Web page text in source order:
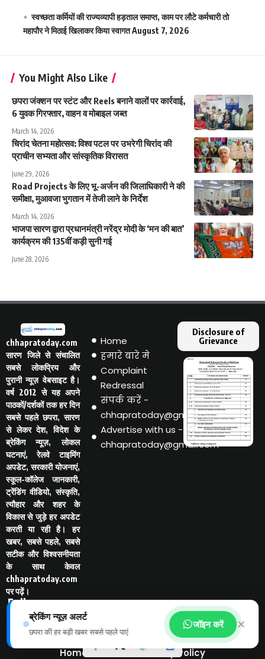
स्वच्छता कर्मियों की राज्यव्यापी हड़ताल समाप्त, काम पर लौटे कर्मचारी तो
महापौर ने मिठाई खिलाकर किया स्वागतAugust 7, 2026
You Might Also Like
छपरा जंक्शन पर स्टंट और Reels बनाने वालों पर कार्रवाई,
6 युवक गिरफ्तार, वाहन व मोबाइल जब्त
March 14, 2026
चिरांद चेतना महोत्सव: विश्व पटल पर उभरेगी चिरांद की
प्राचीन सभ्यता और सांस्कृतिक विरासत
June 29, 2026
Road Projects के लिए भू-अर्जन की जिलाधिकारी ने की
समीक्षा, मुआवजा भुगतान में तेजी लाने के निर्देश
March 14, 2026
भाजपा सारण द्वारा प्रधानमंत्री नरेंद्र मोदी के ‘मन की बात’
कार्यक्रम की 135वीं कड़ी सुनी गई
June 28, 2026
chhapratoday.com
सारण जिले से संचालित
सबसे लोकप्रिय और
पुरानी न्यूज़ वेबसाइट है।
वर्ष 2012 से यह अपने
पाठकों/दर्शकों तक हर दिन
सबसे पहले छपरा, सारण
से लेकर देश, विदेश के
ब्रेकिंग न्यूज़, लोकल
घटनाएं, रेलवे टाइमिंग
अपडेट, सरकारी योजनाएं,
स्कूल-कॉलेज जानकारी,
ट्रेंडिंग वीडियो, संस्कृति,
त्यौहार और शहर के
विकास से जुड़े हर अपडेट
करती या रही है। हर
खबर, सबसे पहले, सबसे
सटीक और विश्वसनीयता
के साथ केवल
chhapratoday.com
पर पढ़ें।
Follo
w Us
Home
हमारे बारे मे
Complaint
Redressal
संपर्क करें -
chhapratoday@gmail.com
Advertise with us -
chhapratoday@gmail.com
Disclosure of
Grievance
HomeDisclaimerPrivacy Policy
ब्रेकिंग न्यूज़ अलर्ट
छपरा की हर बड़ी खबर सबसे पहले पाएं
जॉइन करें ✕